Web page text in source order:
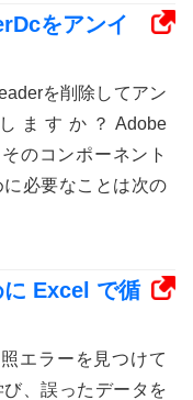
をアンイ
を削除してアン
ますか？Adobe
のコンポーネント
必要なことは次の
に Excel で循
エラーを見つけて
、誤ったデータを